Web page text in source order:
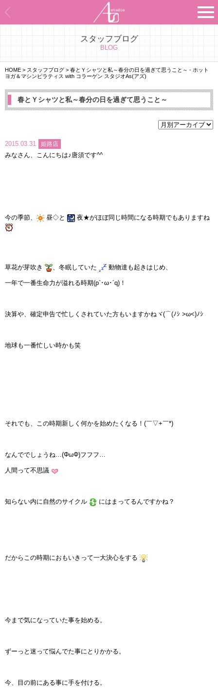
スタッフブログ
BLOG
HOME > スタッフブログ > 春とＹシャツと私～春分の日を過ぎて思うこと～ - ホット
ヨガ＆マシンピラティス with コラーゲン スタジオAs(アズ)
春とＹシャツと私～春分の日を過ぎて思うこと～
2015.03.31 姫路店
みなさん、こんにちは♪唐須です^^
今の季節、 昼◇と 夜★がほぼ同じ時間になる時期でもありますね
草花が芽吹き 、冬眠していた 動物達も起きはじめ、
一年で一番生命力が溢れる時期(p`･ω･´q)！
決算や、確定申告で忙しくされていた方もいますかねヾ(⌒(ﾉｼ >ω<)ﾉｼ
地球も一番忙しい時かも笑
それでも、この時期新しく何かを始めたくなる！(￣▽+￣*)
なんででしょうね…(ΦωΦ)フフフ…
人間って不思議
知らない内に自然のサイクル にはまってるんですかね？
だからこの時期におもいきって一大決心をする
今まで気になっていた事を始める。
ずーっと迷って悩んでた事にとりかかる。
今、目の前にある事に手を付ける。
Asのコンセプト
Asのナビゲーションシステム
施設紹介
指導員育成コース
プライバシーポリシー